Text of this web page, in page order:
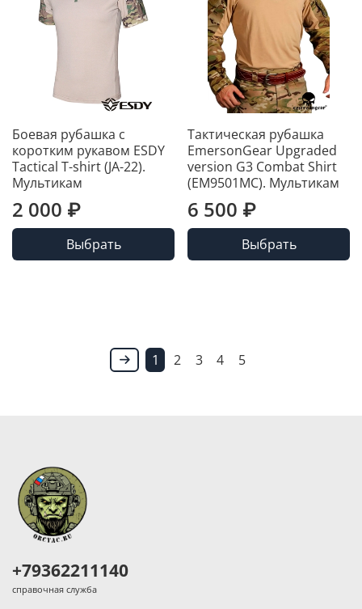
Боевая рубашка с
коротким рукавом ESDY
Tactical T-shirt (JA-22).
Мультикам
2 000 ₽
Выбрать
Тактическая рубашка
EmersonGear Upgraded
version G3 Combat Shirt
(EM9501MC). Мультикам
6 500 ₽
Выбрать
1 2 3 4 5
+79362211140
справочная служба